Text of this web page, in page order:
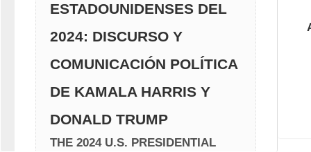
ESTADOUNIDENSES DEL
2024: DISCURSO Y
COMUNICACIÓN POLÍTICA
DE KAMALA HARRIS Y
DONALD TRUMP
THE 2024 U.S. PRESIDENTIAL